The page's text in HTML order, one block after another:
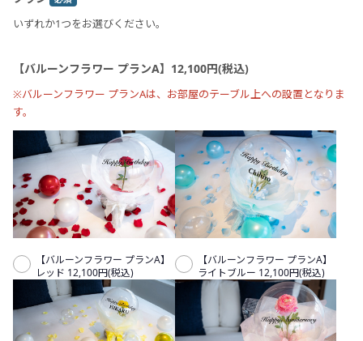
いずれか1つをお選びください。
【バルーンフラワー プランA】12,100円(税込)
※バルーンフラワー プランAは、お部屋のテーブル上への設置となりま
す。
【バルーンフラワー プランA】
レッド 12,100円(税込)
【バルーンフラワー プランA】
ライトブルー 12,100円(税込)